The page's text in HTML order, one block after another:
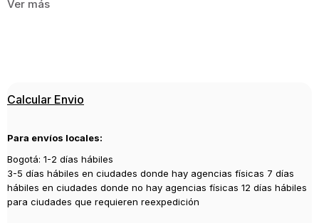
LIBROS DEL ASTEROIDE
2019
Calcular Envio
Para envíos locales:
Bogotá: 1-2 días hábiles
3-5 días hábiles en ciudades donde hay agencias físicas 7 días
hábiles en ciudades donde no hay agencias físicas 12 días hábiles
para ciudades que requieren reexpedición